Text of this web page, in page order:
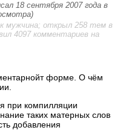
18 сентября 2007 года в
мужчина; открыл 258 тем в
4097 комментариев на
форме. О чём
при компилляции
таких матерных слов
добавления